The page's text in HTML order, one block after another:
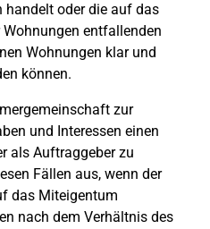
oder die auf das
entfallenden
Wohnungen klar und
können.
zur
und Interessen einen
als Auftraggeber zu
Fällen aus, wenn der
das Miteigentum
nach dem Verhältnis des